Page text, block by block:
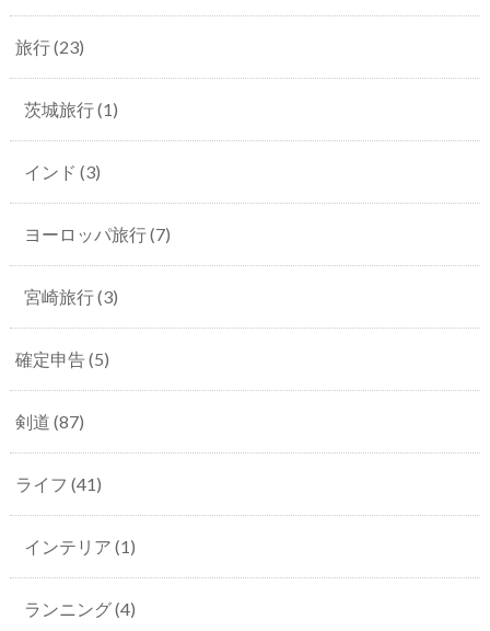
旅行(23)
茨城旅行(1)
インド (3)
ヨーロッパ旅行(7)
宮崎旅行(3)
確定申告(5)
剣道 (87)
ライフ (41)
インテリア (1)
ランニング(4)